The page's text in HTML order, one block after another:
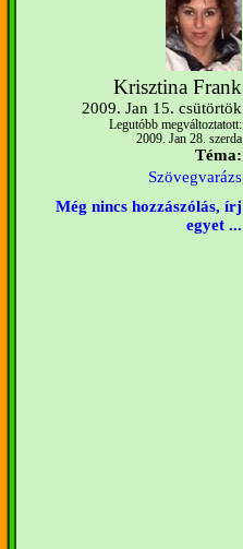
Krisztina Frank
2009. Jan 15. csütörtök
Legutóbb megváltoztatott:
2009. Jan 28. szerda
Téma:
Szövegvarázs
Még nincs hozzászólás, írj
egyet ...